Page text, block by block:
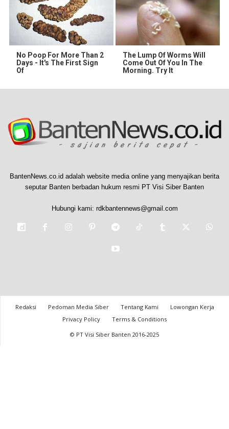
No Poop For More Than 2
Days - It's The First Sign
Of
The Lump Of Worms Will
Come Out Of You In The
Morning. Try It
BantenNews.co.id adalah website media online yang menyajikan berita
seputar Banten berbadan hukum resmi PT Visi Siber Banten
Hubungi kami: rdkbantennews@gmail.com
Redaksi Pedoman Media Siber Tentang Kami
Lowongan Kerja
Privacy Policy
Terms & Conditions
© PT Visi Siber Banten 2016-2025